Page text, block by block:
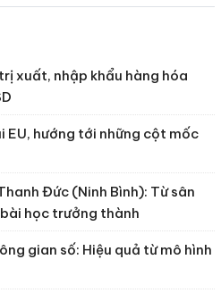
xuất, nhập khẩu hàng hóa
EU, hướng tới những cột mốc
Đức (Ninh Bình): Từ sân
học trưởng thành
gian số: Hiệu quả từ mô hình